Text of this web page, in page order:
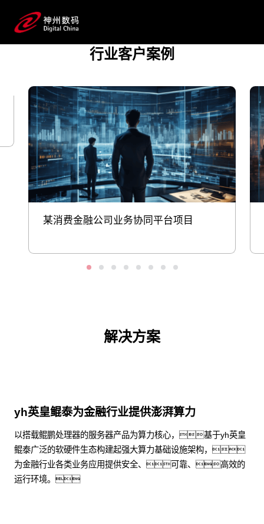
构、数据安全、数据模型、风
控、营销等场景持续创新，助力银行数字化转
型，并推动开展供应链金融、数据资产入表
预约专家咨询
行业客户案例
某消费金融公司业务协同平台项目
解决方案
yh英皇鲲泰为金融行业提供澎湃算力
以搭载鲲鹏处理器的服务器产品为算力核心，基于yh英皇
鲲泰广泛的软硬件生态构建起强大算力基础设施架构，
为金融行业各类业务应用提供安全、可靠、高效的
运行环境。